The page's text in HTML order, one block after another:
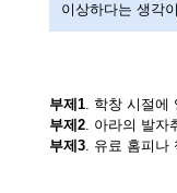
이상하다는 생각
부제1. 학창 시절에
부제2. 아라의 발자
부제3. 유료 홈피나